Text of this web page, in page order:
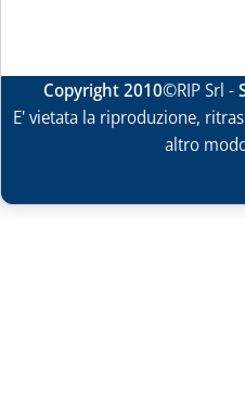
Copyright 2010©RIP Srl -
E' vietata la riproduzione,
altro